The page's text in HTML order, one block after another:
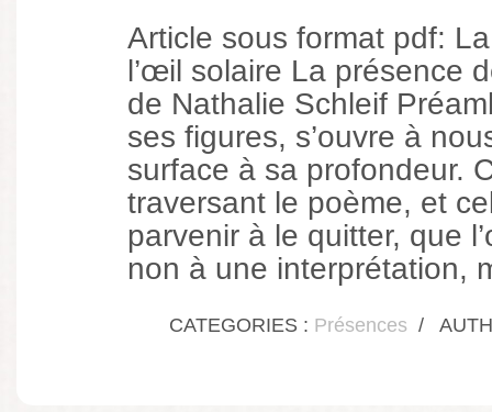
Article sous format pdf:
l’œil solaire La présence
de Nathalie Schleif
ses figures, s’ouvre à
surface à sa profondeur.
traversant le poème, et
parvenir à le quitter, que
non à une interprétation,
CATEGORIES : Présences /